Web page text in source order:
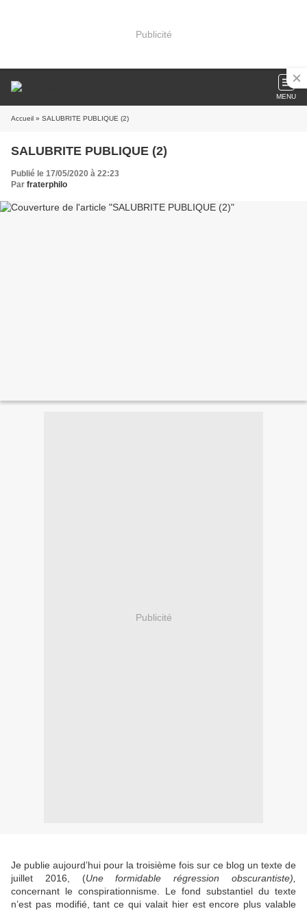
Publicité
MENU
Accueil » SALUBRITE PUBLIQUE (2)
SALUBRITE PUBLIQUE (2)
Publié le 17/05/2020 à 22:23
Par fraterphilo
Publicité
Je publie aujourd’hui pour la troisième fois sur ce blog un texte de
juillet 2016, (Une formidable régression obscurantiste),
concernant le conspirationnisme. Le fond substantiel du texte
n’est pas modifié, tant ce qui valait hier est encore plus valable